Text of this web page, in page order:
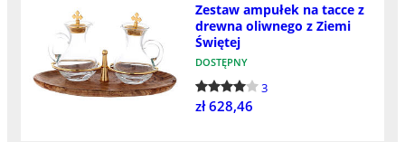
Zestaw ampułek na tacce z
drewna oliwnego z Ziemi
Świętej
DOSTĘPNY
3
zł 628,46